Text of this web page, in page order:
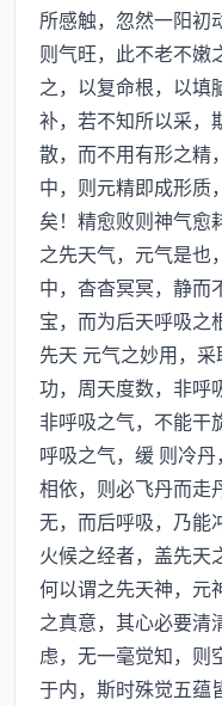
所感触，忽然一阳初
则气旺，此不老不嫩
之，以复命根，以填
补，若不知所以采，
散，而不用有形之精
中，则元精即成形质
矣！精愈败则神气愈
之先天气，元气是也
中，杳杳冥冥，静而
宝，而为后天呼吸之
先天 元气之妙用，
功，周天度数，非呼
非呼吸之气，不能干
呼吸之气，缓 则冷
相依，则必飞丹而走
无，而后呼吸，乃能
火候之经者，盖先天
何以谓之先天神，元
之真意，其心必要清
虑，无一毫觉知，则
于内，斯时殊觉五蕴